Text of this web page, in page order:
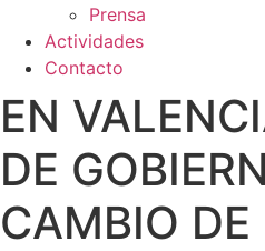
Prensa
Actividades
Contacto
EN
DE
CAMBIO